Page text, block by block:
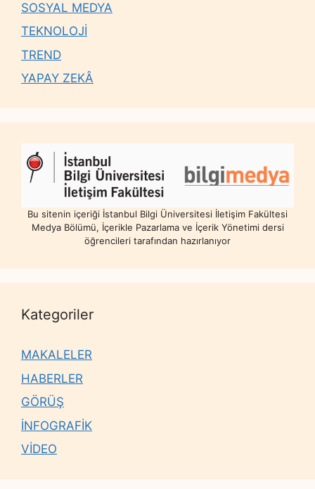
SOSYAL MEDYA
TEKNOLOJİ
TREND
YAPAY ZEKÂ
Bu sitenin içeriği İstanbul Bilgi Üniversitesi İletişim Fakültesi
Medya Bölümü, İçerikle Pazarlama ve İçerik Yönetimi dersi
öğrencileri tarafından hazırlanıyor
Kategoriler
MAKALELER
HABERLER
GÖRÜŞ
İNFOGRAFİK
VİDEO